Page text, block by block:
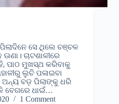
ସେ ଥିଲେ ଚଞ୍ଚଳ
ଚାଟଶାଳୀରେ
ପାଠ ମୁଖସ୍ଥ କରିବାକୁ
ଲୁଚି ପଳାଇବା
ଅନ୍ୟ ବଡ଼ ପିଲାଙ୍କୁ ଧରି
ବେଗରେ ଧାଇଁ…
1 Comment